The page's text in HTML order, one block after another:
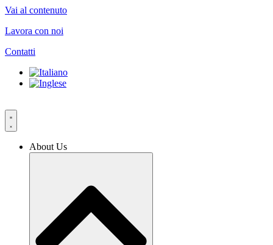
Vai al contenuto
Lavora con noi
Contatti
About Us